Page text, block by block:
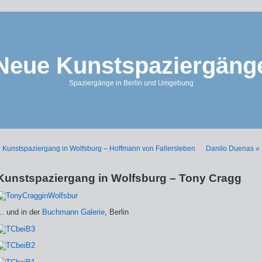
Spaziergänge in Berlin und Umgebung
Kunstspaziergang in Wolfsburg – Hoffmann von Fallersleben Danilo Duenas »
in Wolfsburg – Tony Cragg
und in der Buchmann Galerie, Berlin